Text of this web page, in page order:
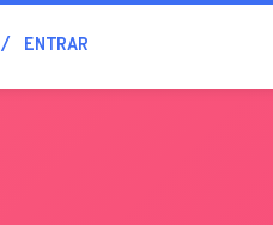
ENTRAR